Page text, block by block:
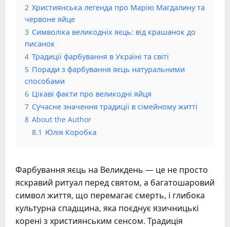
2 Християнська легенда про Марію Магдалину та
червоне яйце
3 Символіка великодніх яєць: від крашанок до
писанок
4 Традиції фарбування в Україні та світі
5 Поради з фарбування яєць натуральними
способами
6 Цікаві факти про великодні яйця
7 Сучасне значення традиції в сімейному житті
8 About the Author
8.1 Юлія Коробка
Фарбування яєць на Великдень — це не просто
яскравий ритуал перед святом, а багатошаровий
символ життя, що перемагає смерть, і глибока
культурна спадщина, яка поєднує язичницькі
корені з християнським сенсом. Традиція